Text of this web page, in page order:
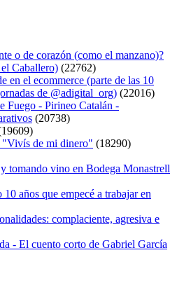
o de corazón (como el manzano)?
Caballero) (22762)
en el ecommerce (parte de las 10
de @adigital_org) (22016)
Fuego - Pirineo Catalán -
(20738)
de mi dinero" (18290)
tomando vino en Bodega Monastrell
años que empecé a trabajar en
complaciente, agresiva e
- El cuento corto de Gabriel García